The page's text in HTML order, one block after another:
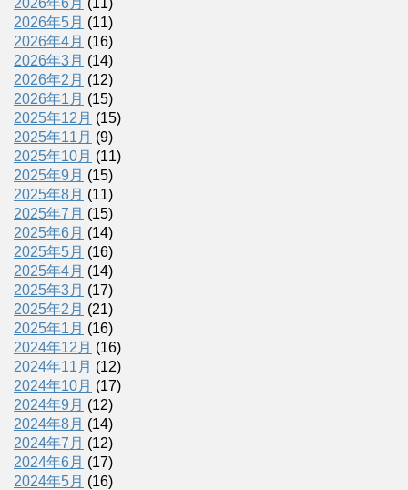
2026年5月 (11)
2026年4月 (16)
2026年3月 (14)
2026年2月 (12)
2026年1月 (15)
2025年12月 (15)
2025年11月 (9)
2025年10月 (11)
2025年9月 (15)
2025年8月 (11)
2025年7月 (15)
2025年6月 (14)
2025年5月 (16)
2025年4月 (14)
2025年3月 (17)
2025年2月 (21)
2025年1月 (16)
2024年12月 (16)
2024年11月 (12)
2024年10月 (17)
2024年9月 (12)
2024年8月 (14)
2024年7月 (12)
2024年6月 (17)
2024年5月 (16)